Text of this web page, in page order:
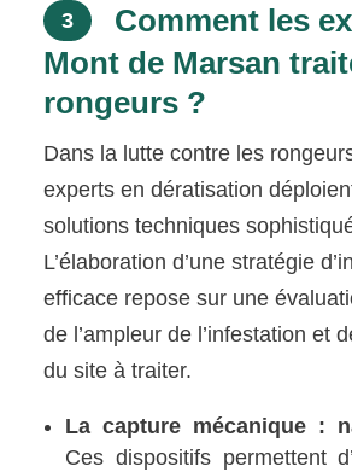
3
Comment les
Mont de Marsan
rongeurs ?
Dans la lutte contre les
experts en dératisation
solutions techniques
L’élaboration d’une stratégie
efficace repose sur une
de l’ampleur de l’infestation et
du site à traiter.
La capture mécanique :
Ces dispositifs permettent